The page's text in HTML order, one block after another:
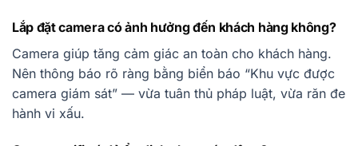
Lắp đặt camera có ảnh hưởng đến khách hàng không?
Camera giúp tăng cảm giác an toàn cho khách hàng.
Nên thông báo rõ ràng bằng biển báo “Khu vực được
camera giám sát” — vừa tuân thủ pháp luật, vừa răn đe
hành vi xấu.